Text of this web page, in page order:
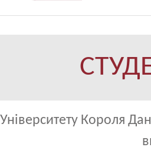
Короля